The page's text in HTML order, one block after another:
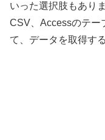
いった選択肢もあり
CSV、Accessのテー
て、データを取得す